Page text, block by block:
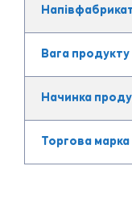
Вага продукту
Начинка
Торгова марка